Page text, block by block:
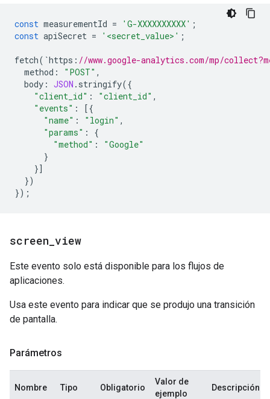
const measurementId = 'G-XXXXXXXXXX' ;
const apiSecret = '<secret_value>' ;
fetch( `https : //www.google-analytics.com/mp/
method : "POST" ,
body : JSON . stringify({
"client_id" : "client_id" ,
"events" :
[{
"name" : "login" ,
"params" :
{
"method" :
"Google"
}
}]
})
});
screen view
Este evento solo está disponible para los flujos de
aplicaciones.
Usa este evento para indicar que se produjo una transición
de pantalla.
Parámetros
Nombre Tipo Obligatorio
Valor de
ejemplo
Descripción